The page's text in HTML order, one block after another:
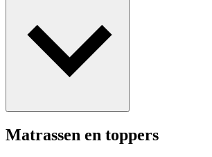
Matrassen en toppers